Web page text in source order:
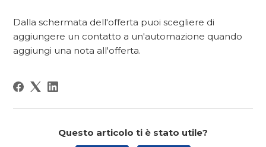
Dalla schermata dell'offerta puoi scegliere di
aggiungere un contatto a un'automazione quando
aggiungi una nota all'offerta.
Questo articolo ti è stato utile?